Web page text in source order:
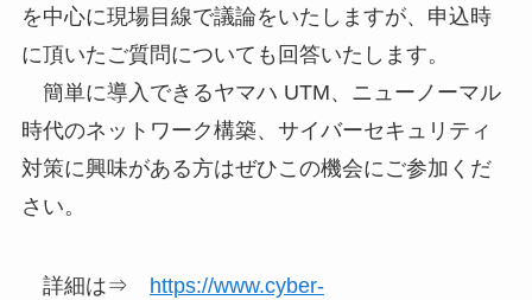
を中心に現場目線で議論をいたしますが、申込時
に頂いたご質問についても回答いたします。
簡単に導入できるヤマハ UTM、ニューノーマル
時代のネットワーク構築、サイバーセキュリティ
対策に興味がある方はぜひこの機会にご参加くだ
さい。
詳細は⇒
https://www.cyber-